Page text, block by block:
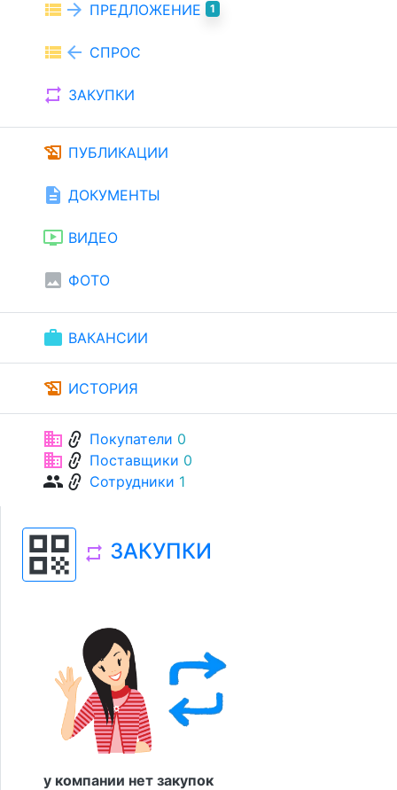
view_list arrow_forward ПРЕДЛОЖЕНИЕ 1
view_list arrow_back СПРОС
repeat ЗАКУПКИ
history_edu ПУБЛИКАЦИИ
description ДОКУМЕНТЫ
ondemand_video ВИДЕО
image ФОТО
work ВАКАНСИИ
history_edu ИСТОРИЯ
businesslink Покупатели 0
businesslink Поставщики 0
grouplink Сотрудники 1
qr_code repeat ЗАКУПКИ
у компании нет закупок